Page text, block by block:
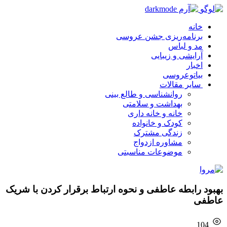
خانه
برنامه‌ریزی جشن عروسی
مد و لباس
آرایشی و زیبایی
اخبار
بیاتوعروسی
سایر مقالات
روانشناسی و طالع بینی
بهداشت و سلامتی
خانه و خانه داری
کودک و خانواده
زندگی مشترک
مشاوره ازدواج
موضوعات مناسبتی
بهبود رابطه عاطفی و نحوه ارتباط برقرار کردن با شریک
عاطفی
104